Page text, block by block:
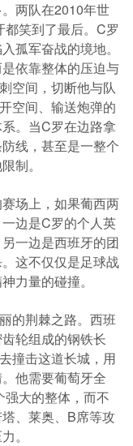
两队在2010年世
笑到了最后。C罗
孤军奋战的境地。
依靠整体的压迫与
空间，切断他与队
空间、输送炮弹的
。当C罗在边路拿
线，甚至是一整个
制。
场上，如果葡西两
边是C罗的个人英
一边是西班牙的团
这不仅仅是足球战
力量的碰撞。
的荆棘之路。西班
轮组成的钢铁长
撞击这道长城，用
他需要葡萄牙全
大的整体，而不
、莱奥、B席等攻
。